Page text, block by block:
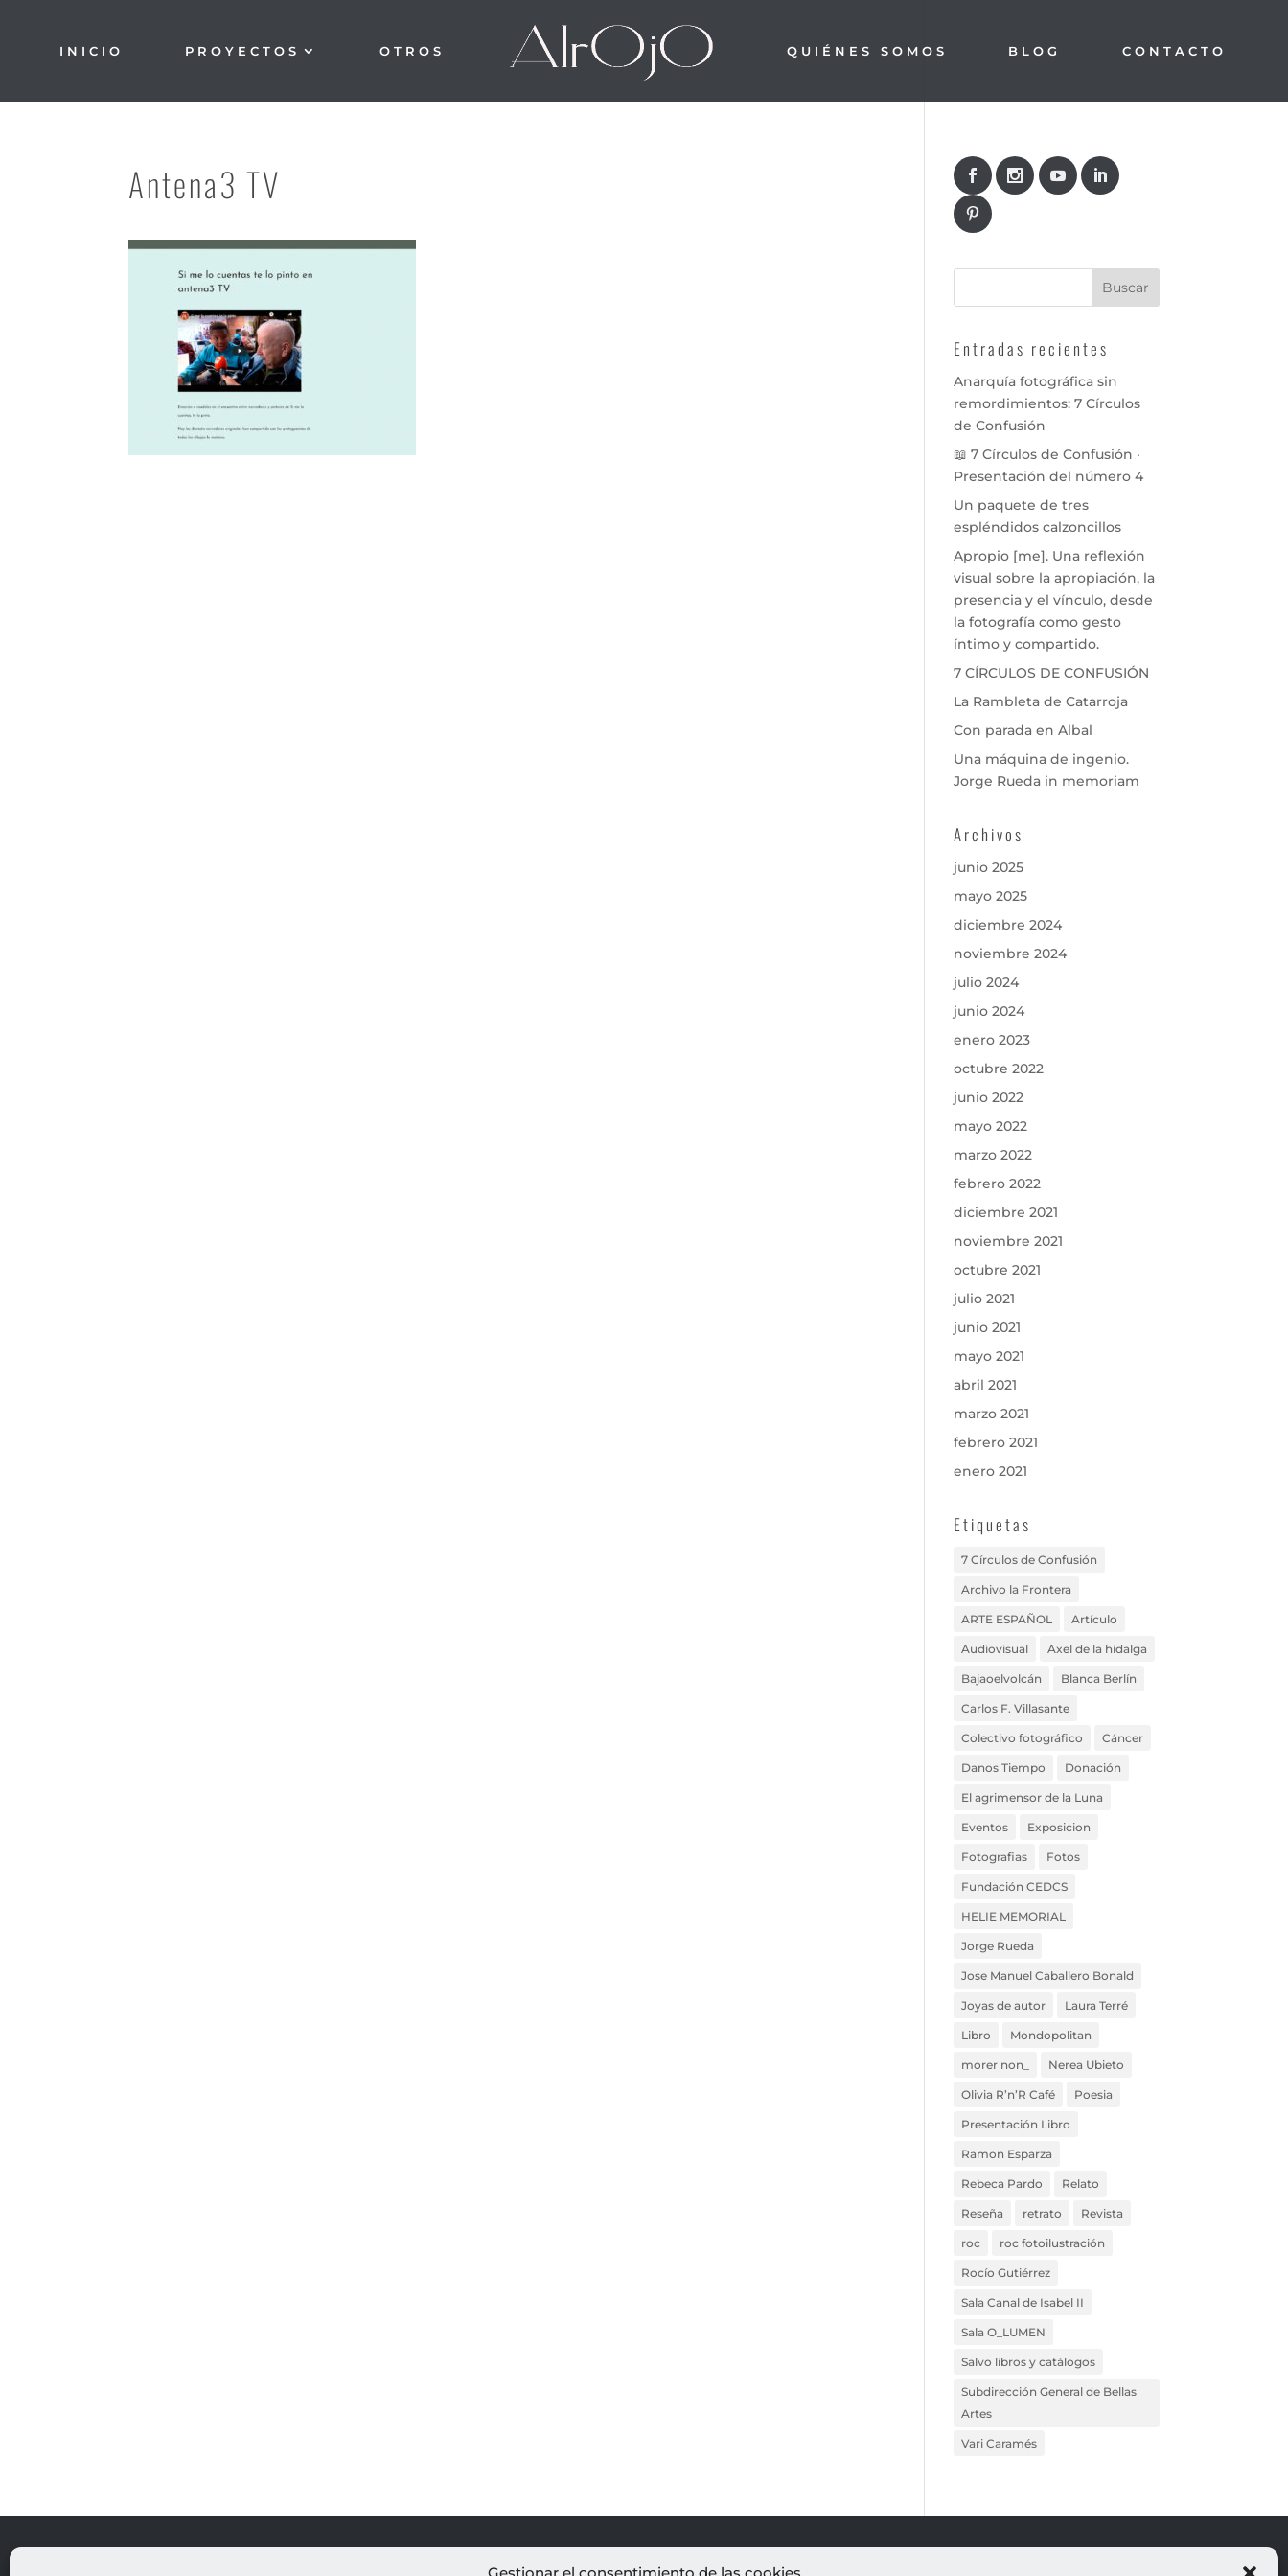
INICIO PROYECTOS OTROS QUIÉNES SOMOS BLOG CONTACTO
Antena3 TV
Entradas recientes
Anarquía fotográfica sin
remordimientos: 7 Círculos
de Confusión
📖 7 Círculos de Confusión ·
Presentación del número 4
Un paquete de tres
espléndidos calzoncillos
Apropio [me]. Una reflexión
visual sobre la apropiación, la
presencia y el vínculo, desde
la fotografía como gesto
íntimo y compartido.
7 CÍRCULOS DE CONFUSIÓN
La Rambleta de Catarroja
Con parada en Albal
Una máquina de ingenio.
Jorge Rueda in memoriam
Archivos
junio 2025
mayo 2025
diciembre 2024
noviembre 2024
julio 2024
junio 2024
enero 2023
octubre 2022
junio 2022
mayo 2022
marzo 2022
febrero 2022
diciembre 2021
noviembre 2021
octubre 2021
julio 2021
junio 2021
mayo 2021
abril 2021
marzo 2021
febrero 2021
enero 2021
Etiquetas
7 Círculos de Confusión
Archivo la Frontera
ARTE ESPAÑOL Artículo
Audiovisual Axel de la hidalga
Bajaoelvolcán Blanca Berlín
Carlos F. Villasante
Colectivo fotográfico Cáncer
Danos Tiempo Donación
El agrimensor de la Luna
Eventos Exposicion
Fotografias Fotos
Fundación CEDCS
HELIE MEMORIAL
Jorge Rueda
Jose Manuel Caballero Bonald
Joyas de autor Laura Terré
Libro Mondopolitan
morer non_ Nerea Ubieto
Olivia R’n’R Café Poesia
Presentación Libro
Ramon Esparza
Rebeca Pardo Relato
Reseña retrato Revista
roc roc fotoilustración
Rocío Gutiérrez
Sala Canal de Isabel II
Sala O_LUMEN
Salvo libros y catálogos
Subdirección General de Bellas
Artes
Vari Caramés
PROYECTOS